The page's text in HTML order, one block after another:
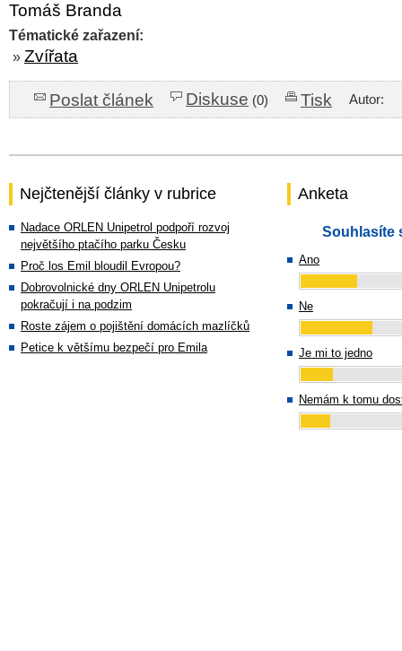
Tomáš Branda
Tématické zařazení:
» Zvířata
Poslat článek Diskuse (0) Tisk Autor:
Nejčtenější články v rubrice
Nadace ORLEN Unipetrol podpoří rozvoj
největšího ptačího parku Česku
Proč los Emil bloudil Evropou?
Dobrovolnické dny ORLEN Unipetrolu
pokračují i na podzim
Roste zájem o pojištění domácích mazlíčků
Petice k většímu bezpečí pro Emila
Anketa
Souhlasíte
Ano
Ne
Je mi to jedno
Nemám k tomu